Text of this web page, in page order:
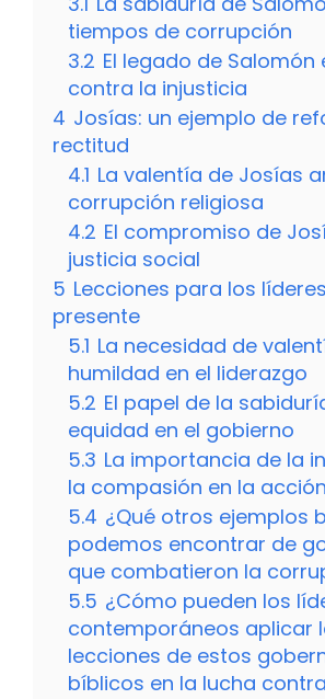
tiempos de corrupción
3.2 El legado de Salomón
contra la injusticia
4 Josías: un ejemplo de
rectitud
4.1 La valentía de Josías
corrupción religiosa
4.2 El compromiso de
justicia social
5 Lecciones para los
presente
5.1 La necesidad de
humildad en el liderazgo
5.2 El papel de la
equidad en el gobierno
5.3 La importancia de la
la compasión en la
5.4 ¿Qué otros ejemplos
podemos encontrar de
que combatieron la
5.5 ¿Cómo pueden los
contemporáneos aplicar
lecciones de estos
bíblicos en la lucha